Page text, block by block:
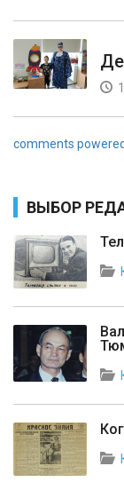
comments
ВЫБОР